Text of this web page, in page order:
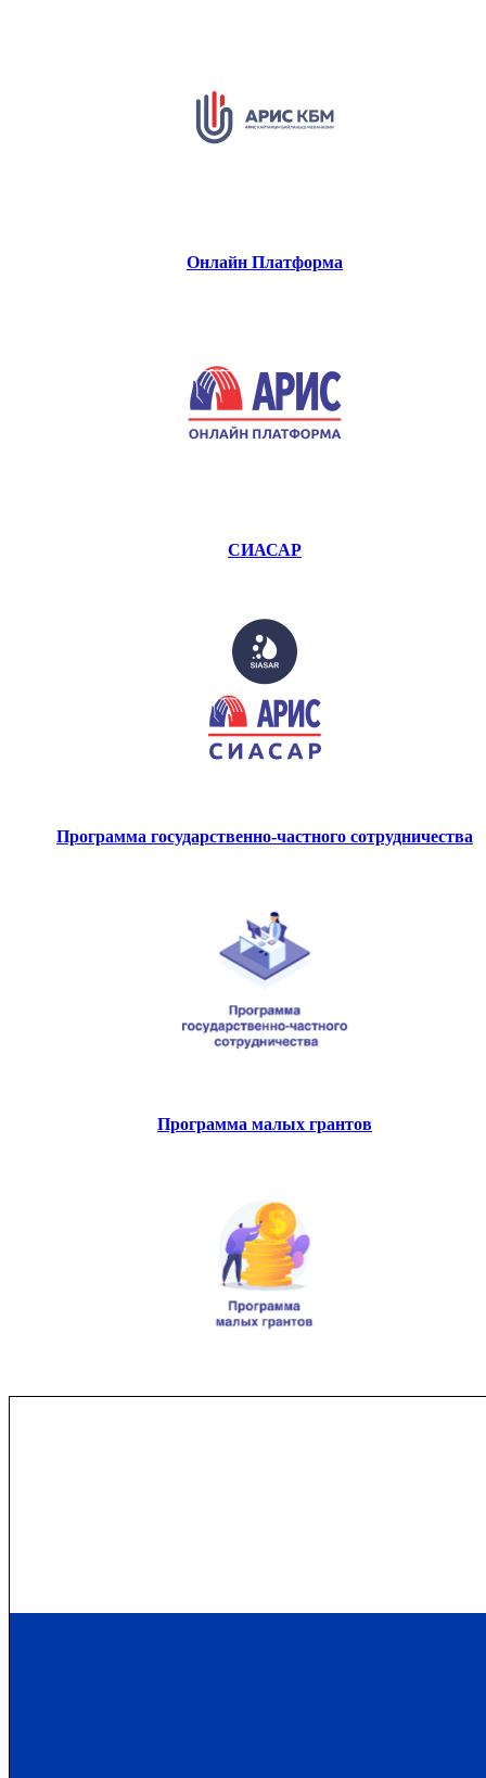
Онлайн Платформа
СИАСАР
Программа государственно-частного сотрудничества
Программа малых грантов